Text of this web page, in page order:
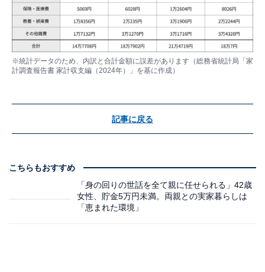
※統計データのため、内訳と合計金額に誤差があります（総務省統計局「家
計調査報告書 家計収支編（2024年）」を基に作成）
記事に戻る
こちらもおすすめ
「身の回りの世話を全て親に任せられる」42歳
女性、貯金5万円未満。両親との実家暮らしは
「恵まれた環境」